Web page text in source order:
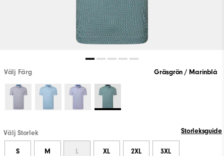
Välj Färg Gräsgrön / Marinblå
Välj Storlek Storleksguide
S M L XL 2XL 3XL